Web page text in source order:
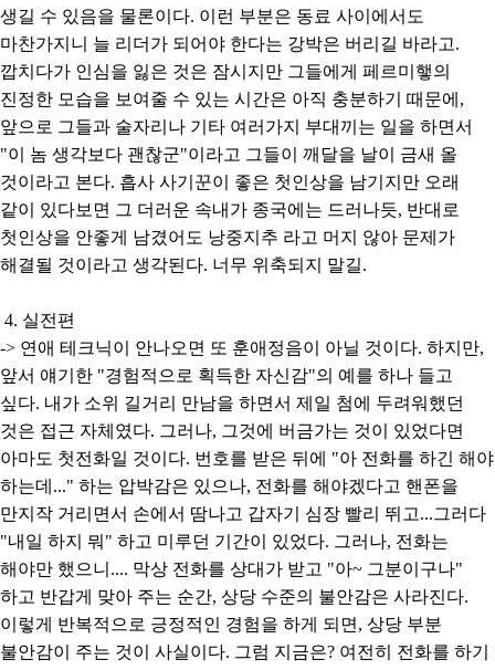
생길 수 있음을 물론이다. 이런 부분은 동료 사이에서도
마찬가지니 늘 리더가 되어야 한다는 강박은 버리길 바라고.
깝치다가 인심을 잃은 것은 잠시지만 그들에게 페르미햏의
진정한 모습을 보여줄 수 있는 시간은 아직 충분하기 때문에,
앞으로 그들과 술자리나 기타 여러가지 부대끼는 일을 하면서
"이 놈 생각보다 괜찮군"이라고 그들이 깨달을 날이 금새 올
것이라고 본다. 흡사 사기꾼이 좋은 첫인상을 남기지만 오래
같이 있다보면 그 더러운 속내가 종국에는 드러나듯, 반대로
첫인상을 안좋게 남겼어도 낭중지추 라고 머지 않아 문제가
해결될 것이라고 생각된다. 너무 위축되지 말길.
4. 실전편
-> 연애 테크닉이 안나오면 또 훈애정음이 아닐 것이다. 하지만,
앞서 얘기한 "경험적으로 획득한 자신감"의 예를 하나 들고
싶다. 내가 소위 길거리 만남을 하면서 제일 첨에 두려워했던
것은 접근 자체였다. 그러나, 그것에 버금가는 것이 있었다면
아마도 첫전화일 것이다. 번호를 받은 뒤에 "아 전화를 하긴 해야
하는데..." 하는 압박감은 있으나, 전화를 해야겠다고 핸폰을
만지작 거리면서 손에서 땀나고 갑자기 심장 빨리 뛰고...그러다
"내일 하지 뭐" 하고 미루던 기간이 있었다. 그러나, 전화는
해야만 했으니.... 막상 전화를 상대가 받고 "아~ 그분이구나"
하고 반갑게 맞아 주는 순간, 상당 수준의 불안감은 사라진다.
이렇게 반복적으로 긍정적인 경험을 하게 되면, 상당 부분
불안감이 주는 것이 사실이다. 그럼 지금은? 여전히 전화를 하기